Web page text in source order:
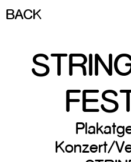
BACK
Konzert/